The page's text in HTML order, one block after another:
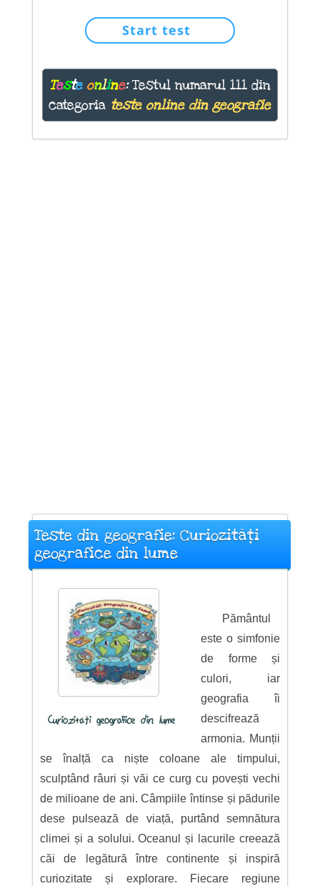
Start test
Teste online:Testul numarul 111 din
categoria teste online din geografie
Teste din geografie: Curiozități
geografice din lume
Curiozități geografice din lume
Pământul
este o simfonie
de forme și
culori, iar
geografia îi
descifrează
armonia. Munții
se înalță ca niște coloane ale timpului,
sculptând râuri și văi ce curg cu povești vechi
de milioane de ani. Câmpiile întinse și pădurile
dese pulsează de viață, purtând semnătura
climei și a solului. Oceanul și lacurile creează
căi de legătură între continente și inspiră
curiozitate și explorare. Fiecare regiune